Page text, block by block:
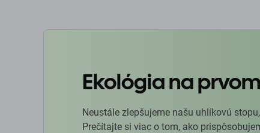
Ekológia na
Neustále zlepšujeme našu uhlíkovú
Prečítajte si viac o tom, ako